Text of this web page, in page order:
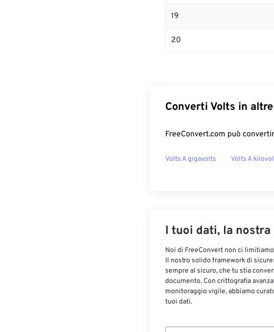
19
20
Converti Volts in
FreeConvert.com può
Volts A gigavolts Volts A
I tuoi dati, la
Noi di FreeConvert non ci
Il nostro solido framework di
sempre al sicuro, che tu stia
documento. Con crittografia
monitoraggio vigile, abbiamo
tuoi dati.